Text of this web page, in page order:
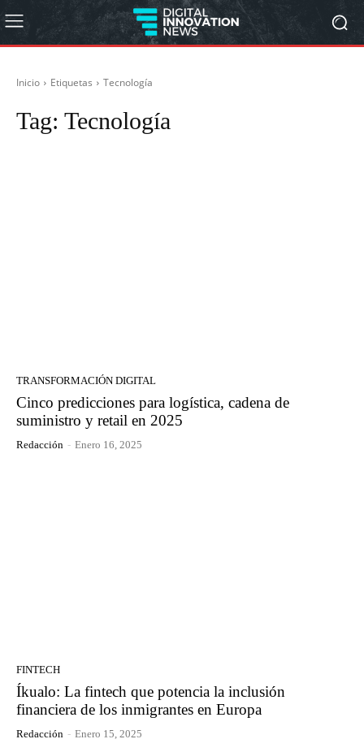
Inicio Etiquetas Tecnología
Tag: Tecnología
TRANSFORMACIÓN DIGITAL
Cinco predicciones para logística, cadena de
suministro y retail en 2025
Redacción - Enero 16, 2025
FINTECH
Íkualo: La fintech que potencia la inclusión
financiera de los inmigrantes en Europa
Redacción - Enero 15, 2025